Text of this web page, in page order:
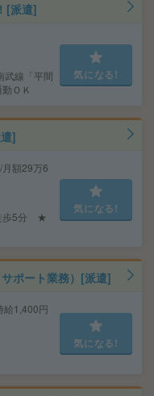
[派遣]
武線「平間
ＯＫ
気になる!
]
額29万6
歩5分 ★
気になる!
ポート業務）[派遣]
1,400円
気になる!